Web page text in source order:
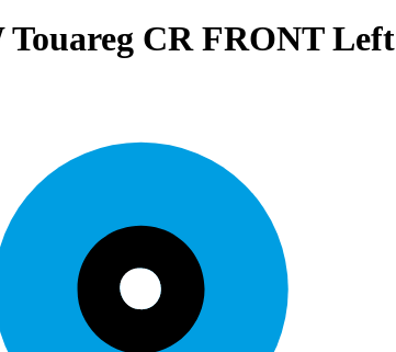
CR FRONT Left